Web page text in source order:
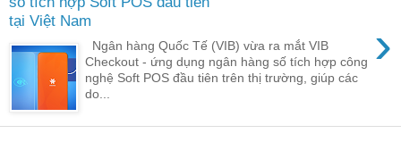
tại Việt Nam
›
Ngân hàng Quốc Tế (VIB) vừa ra mắt VIB
Checkout - ứng dụng ngân hàng số tích hợp công
nghệ Soft POS đầu tiên trên thị trường, giúp các
do...